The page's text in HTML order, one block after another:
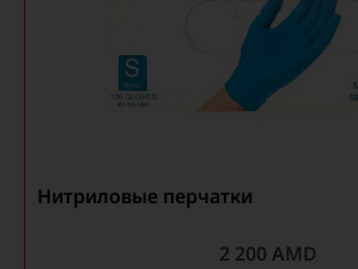
Нитриловые перчатки
2 200 AMD